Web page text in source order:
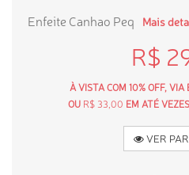
Enfeite Canhao Peq Mais
R$
À VISTA COM 10% OFF, VIA
OU R$ 33,00 EM ATÉ
VER